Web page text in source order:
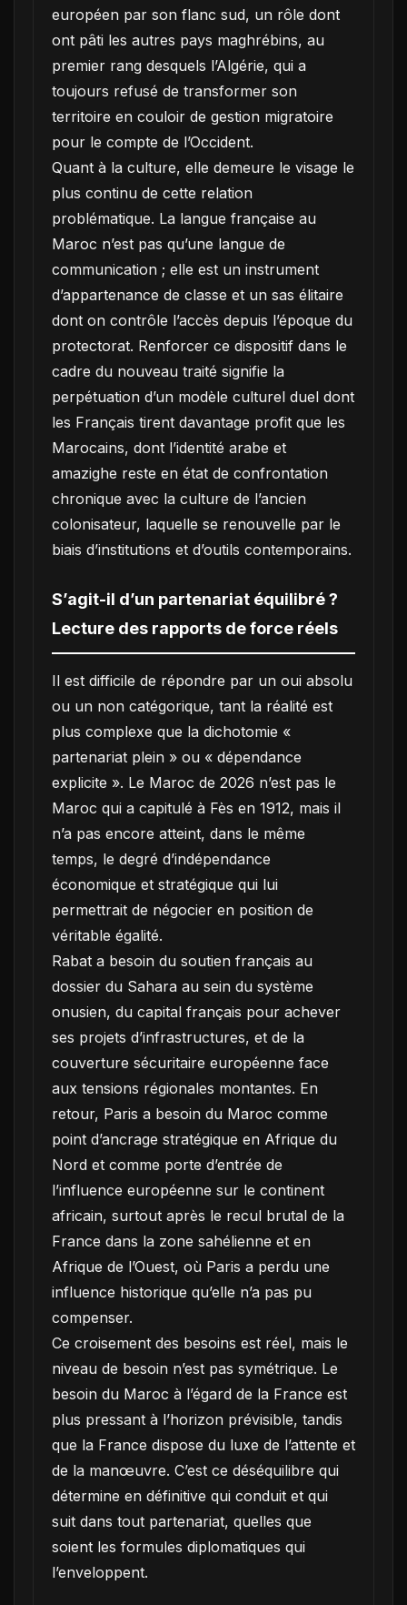
européen par son flanc sud, un rôle dont
ont pâti les autres pays maghrébins, au
premier rang desquels l’Algérie, qui a
toujours refusé de transformer son
territoire en couloir de gestion migratoire
pour le compte de l’Occident.
Quant à la culture, elle demeure le visage le
plus continu de cette relation
problématique. La langue française au
Maroc n’est pas qu’une langue de
communication ; elle est un instrument
d’appartenance de classe et un sas élitaire
dont on contrôle l’accès depuis l’époque du
protectorat. Renforcer ce dispositif dans le
cadre du nouveau traité signifie la
perpétuation d’un modèle culturel duel dont
les Français tirent davantage profit que les
Marocains, dont l’identité arabe et
amazighe reste en état de confrontation
chronique avec la culture de l’ancien
colonisateur, laquelle se renouvelle par le
biais d’institutions et d’outils contemporains.
S’agit-il d’un partenariat équilibré ?
Lecture des rapports de force réels
Il est difficile de répondre par un oui absolu
ou un non catégorique, tant la réalité est
plus complexe que la dichotomie «
partenariat plein » ou « dépendance
explicite ». Le Maroc de 2026 n’est pas le
Maroc qui a capitulé à Fès en 1912, mais il
n’a pas encore atteint, dans le même
temps, le degré d’indépendance
économique et stratégique qui lui
permettrait de négocier en position de
véritable égalité.
Rabat a besoin du soutien français au
dossier du Sahara au sein du système
onusien, du capital français pour achever
ses projets d’infrastructures, et de la
couverture sécuritaire européenne face
aux tensions régionales montantes. En
retour, Paris a besoin du Maroc comme
point d’ancrage stratégique en Afrique du
Nord et comme porte d’entrée de
l’influence européenne sur le continent
africain, surtout après le recul brutal de la
France dans la zone sahélienne et en
Afrique de l’Ouest, où Paris a perdu une
influence historique qu’elle n’a pas pu
compenser.
Ce croisement des besoins est réel, mais le
niveau de besoin n’est pas symétrique. Le
besoin du Maroc à l’égard de la France est
plus pressant à l’horizon prévisible, tandis
que la France dispose du luxe de l’attente et
de la manœuvre. C’est ce déséquilibre qui
détermine en définitive qui conduit et qui
suit dans tout partenariat, quelles que
soient les formules diplomatiques qui
l’enveloppent.